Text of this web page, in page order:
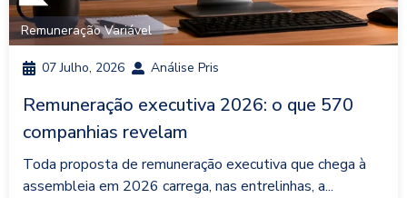
Remuneração Variável
07 Julho, 2026 Análise Pris
Remuneração executiva 2026: o que 570
companhias revelam
Toda proposta de remuneração executiva que chega à
assembleia em 2026 carrega, nas entrelinhas, a...